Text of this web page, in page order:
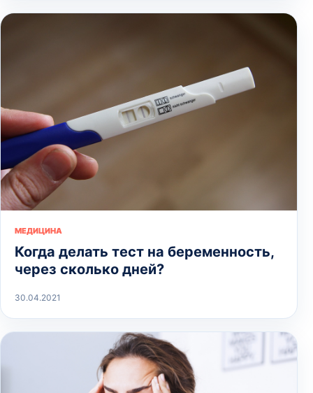
МЕДИЦИНА
Когда делать тест на беременность,
через сколько дней?
30.04.2021